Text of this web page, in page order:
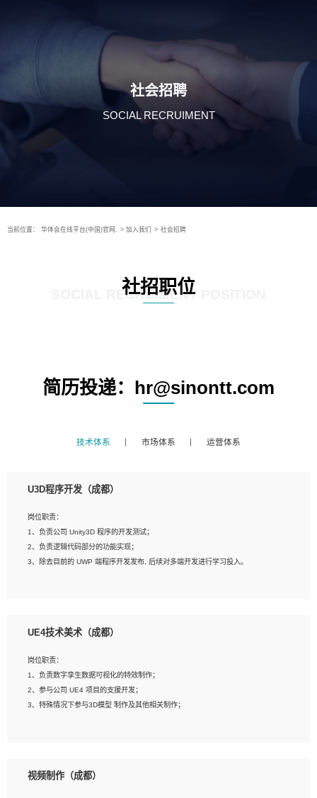
社会招聘
SOCIAL RECRUIMENT
当前位置： 华体会在线平台(中国)官网, > 加入我们 > 社会招聘
社招职位
SOCIAL RECRUIMENT POSITION
简历投递：hr@sinontt.com
技术体系 市场体系 运营体系
U3D程序开发（成都）
岗位职责：
1、负责公司 Unity3D 程序的开发测试；
2、负责逻辑代码部分的功能实现；
3、除去目前的 UWP 端程序开发发布, 后续对多端开发进行学习投入。
2、熟练掌握 Unity3D 程序开发，精通 C# 语言开发；
4、有良好的沟通能力和团队合作意识；
5、开发过 HoloLens 程序者优先。
UE4技术美术（成都）
岗位职责：
1、负责数字孪生数据可视化的特效制作；
2、参与公司 UE4 项目的支援开发；
3、特殊情况下参与3D模型 制作及其他相关制作；
上；
视频制作（成都）